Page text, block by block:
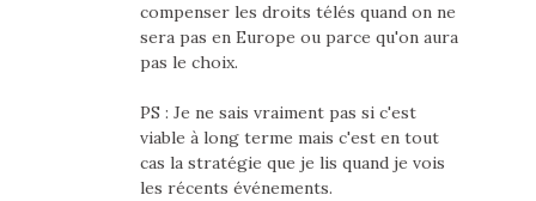
compenser les droits télés quand on ne
sera pas en Europe ou parce qu'on aura
pas le choix.
PS : Je ne sais vraiment pas si c'est
viable à long terme mais c'est en tout
cas la stratégie que je lis quand je vois
les récents événements.